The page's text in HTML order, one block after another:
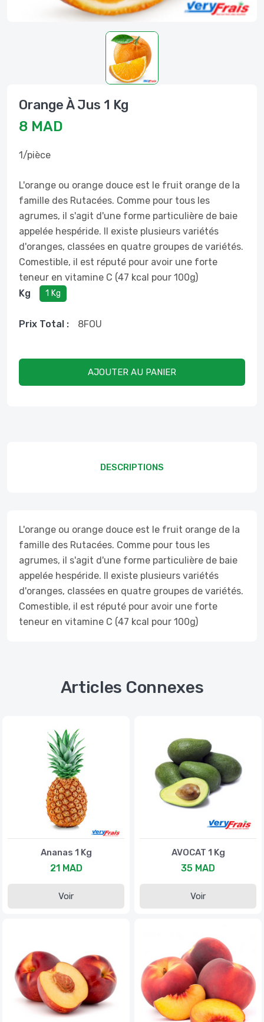
Orange À Jus 1 Kg
8 MAD
1/pièce
L'orange ou orange douce est le fruit orange de la
famille des Rutacées. Comme pour tous les
agrumes, il s'agit d'une forme particulière de baie
appelée hespéride. Il existe plusieurs variétés
d'oranges, classées en quatre groupes de variétés.
Comestible, il est réputé pour avoir une forte
teneur en vitamine C (47 kcal pour 100g)
Kg
1 Kg
Prix ​​total : 8FOU
AJOUTER AU PANIER
DESCRIPTIONS
L'orange ou orange douce est le fruit orange de la
famille des Rutacées. Comme pour tous les
agrumes, il s'agit d'une forme particulière de baie
appelée hespéride. Il existe plusieurs variétés
d'oranges, classées en quatre groupes de variétés.
Comestible, il est réputé pour avoir une forte
teneur en vitamine C (47 kcal pour 100g)
Articles Connexes
Ananas 1 Kg
21 MAD
Voir
AVOCAT 1 Kg
35 MAD
Voir